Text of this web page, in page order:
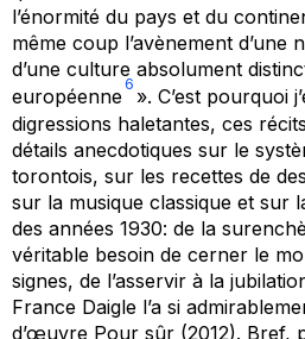
l’énormité du pays et du
même coup l’avènement d’une
d’une culture absolument
européenne
6
». C’est pourquoi
digressions haletantes, ces
détails anecdotiques sur le
torontois, sur les recettes de
sur la musique classique et sur
des années 1930: de la
véritable besoin de cerner le
signes, de l’asservir à la
France Daigle l’a si
d’œuvre Pour sûr (2012). Bref,